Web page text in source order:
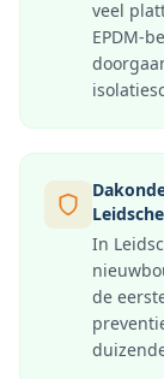
veel
EPDM-
In
de